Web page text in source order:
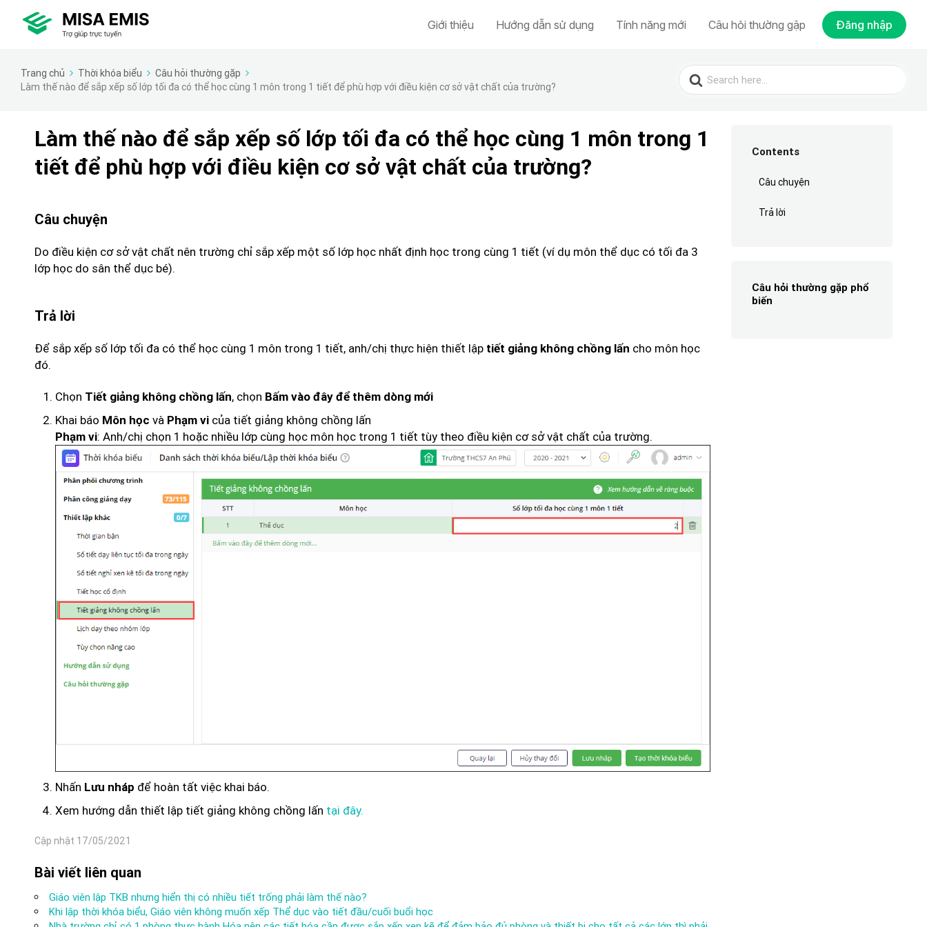
Giới thiệu Hướng dẫn sử dụng Tính năng mới Câu hỏi thường gặp Đăng nhập
Trang chủ Thời khóa biểu
Câu hỏi thường gặp
Làm thế nào để sắp xếp số lớp tối đa có thể học cùng 1 môn trong 1 tiết để phù hợp với điều kiện cơ sở vật chất của trường?
Search
for:
Làm thế nào để sắp xếp số lớp tối đa có thể học cùng 1 môn trong 1
tiết để phù hợp với điều kiện cơ sở vật chất của trường?
Câu chuyện
Do điều kiện cơ sở vật chất nên trường chỉ sắp xếp một số lớp học nhất định học trong cùng 1 tiết (ví dụ môn thể dục có tối đa 3
lớp học do sân thể dục bé).
Trả lời
Để sắp xếp số lớp tối đa có thể học cùng 1 môn trong 1 tiết, anh/chị thực hiện thiết lập tiết giảng không chồng lấn cho môn học
đó.
Chọn Tiết giảng không chồng lấn, chọn Bấm vào đây để thêm dòng mới
Khai báo Môn học và Phạm vi của tiết giảng không chồng lấn
Phạm vi: Anh/chị chọn 1 hoặc nhiều lớp cùng học môn học trong 1 tiết tùy theo điều kiện cơ sở vật chất của trường.
Nhấn Lưu nháp để hoàn tất việc khai báo.
Xem hướng dẫn thiết lập tiết giảng không chồng lấn tại đây.
Cập nhật 17/05/2021
Bài viết liên quan
Giáo viên lập TKB nhưng hiển thị có nhiều tiết trống phải làm thế nào?
Khi lập thời khóa biểu, Giáo viên không muốn xếp Thể dục vào tiết đầu/cuối buổi học
Contents
Câu chuyện
Trả lời
Câu hỏi thường gặp phổ
biến